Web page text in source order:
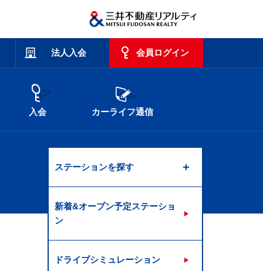
法人入会 会員ログイン
入会 カーライフ通信
ステーションを探す
新着&オープン予定ステーショ
ン
ドライブシミュレーション